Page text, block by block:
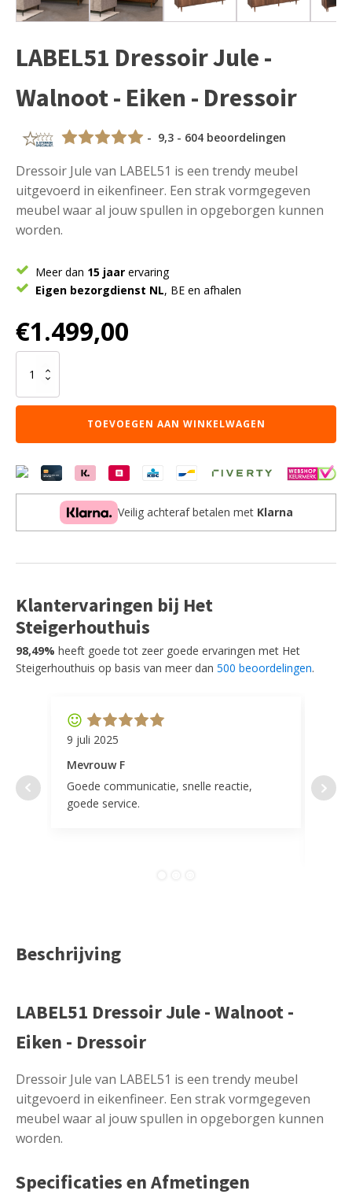
LABEL51 Dressoir Jule -
Walnoot - Eiken - Dressoir
- 9,3 - 604 beoordelingen
Dressoir Jule van LABEL51 is een trendy meubel
uitgevoerd in eikenfineer. Een strak vormgegeven
meubel waar al jouw spullen in opgeborgen kunnen
worden.
Meer dan 15 jaar ervaring
Eigen bezorgdienst NL, BE en afhalen
€1.499,00
Dressoir
Jule
-
-
-
Dressoir
TOEVOEGEN AAN WINKELWAGEN
Veilig achteraf betalen met Klarna
Klantervaringen bij Het
Steigerhouthuis
98,49% heeft goede tot zeer goede ervaringen met Het
Steigerhouthuis op basis van meer dan 500 beoordelingen.
9 juli 2025
Mevrouw F
Goede communicatie, snelle reactie,
goede service.
door
Beschrijving
LABEL51 Dressoir Jule - Walnoot -
Eiken - Dressoir
Dressoir Jule van LABEL51 is een trendy meubel
uitgevoerd in eikenfineer. Een strak vormgegeven
meubel waar al jouw spullen in opgeborgen kunnen
worden.
Specificaties en Afmetingen